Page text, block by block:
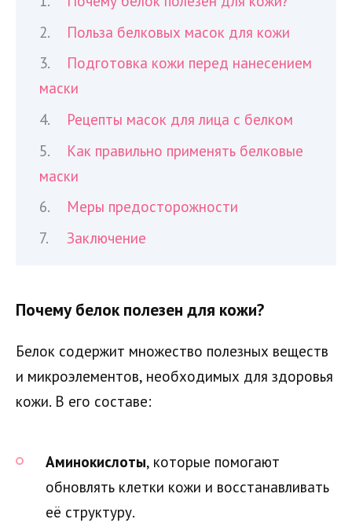
Польза белковых масок для кожи
Подготовка кожи перед нанесением
маски
Рецепты масок для лица с белком
Как правильно применять белковые
маски
Меры предосторожности
Заключение
Почему белок полезен для кожи?
Белок содержит множество полезных веществ
и микроэлементов, необходимых для здоровья
кожи. В его составе:
Аминокислоты, которые помогают
обновлять клетки кожи и восстанавливать
её структуру.